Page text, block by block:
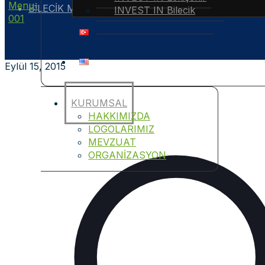
INVEST IN Bilecik
KURUMSAL
HAKKIMIZDA
LOGOLARIMIZ
MEVZUAT
ORGANİZASYON
BİLECİK MERMERİ ŞEKİLLENDİ, ŞEHRİN
Eylül 15, 2015